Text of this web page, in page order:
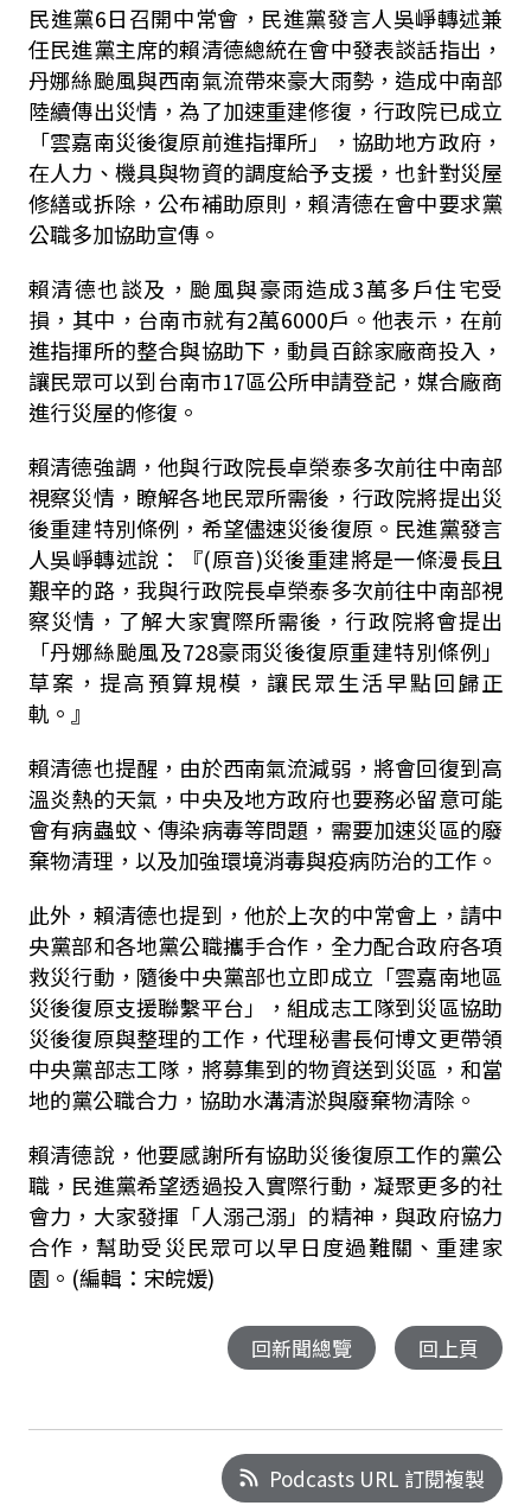
民進黨6日召開中常會，民進黨發言人吳崢轉述兼
任民進黨主席的賴清德總統在會中發表談話指出，
丹娜絲颱風與西南氣流帶來豪大雨勢，造成中南部
陸續傳出災情，為了加速重建修復，行政院已成立
「雲嘉南災後復原前進指揮所」，協助地方政府，
在人力、機具與物資的調度給予支援，也針對災屋
修繕或拆除，公布補助原則，賴清德在會中要求黨
公職多加協助宣傳。
賴清德也談及，颱風與豪雨造成3萬多戶住宅受
損，其中，台南市就有2萬6000戶。他表示，在前
進指揮所的整合與協助下，動員百餘家廠商投入，
讓民眾可以到台南市17區公所申請登記，媒合廠商
進行災屋的修復。
賴清德強調，他與行政院長卓榮泰多次前往中南部
視察災情，瞭解各地民眾所需後，行政院將提出災
後重建特別條例，希望儘速災後復原。民進黨發言
人吳崢轉述說：『(原音)災後重建將是一條漫長且
艱辛的路，我與行政院長卓榮泰多次前往中南部視
察災情，了解大家實際所需後，行政院將會提出
「丹娜絲颱風及728豪雨災後復原重建特別條例」
草案，提高預算規模，讓民眾生活早點回歸正
軌。』
賴清德也提醒，由於西南氣流減弱，將會回復到高
溫炎熱的天氣，中央及地方政府也要務必留意可能
會有病蟲蚊、傳染病毒等問題，需要加速災區的廢
棄物清理，以及加強環境消毒與疫病防治的工作。
此外，賴清德也提到，他於上次的中常會上，請中
央黨部和各地黨公職攜手合作，全力配合政府各項
救災行動，隨後中央黨部也立即成立「雲嘉南地區
災後復原支援聯繫平台」，組成志工隊到災區協助
災後復原與整理的工作，代理秘書長何博文更帶領
中央黨部志工隊，將募集到的物資送到災區，和當
地的黨公職合力，協助水溝清淤與廢棄物清除。
賴清德說，他要感謝所有協助災後復原工作的黨公
職，民進黨希望透過投入實際行動，凝聚更多的社
會力，大家發揮「人溺己溺」的精神，與政府協力
合作，幫助受災民眾可以早日度過難關、重建家
園。(編輯：宋皖媛)
回新聞總覽 回上頁
Podcasts URL 訂閱複製